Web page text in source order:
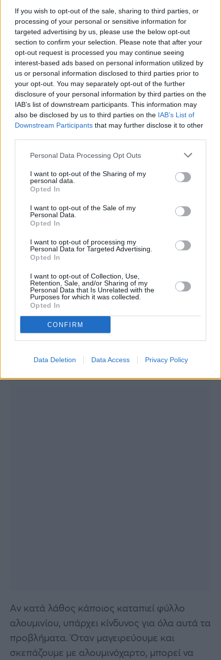
If you wish to opt-out of the sale, sharing to third parties, or
processing of your personal or sensitive information for
targeted advertising by us, please use the below opt-out
section to confirm your selection. Please note that after your
opt-out request is processed you may continue seeing
interest-based ads based on personal information utilized by
us or personal information disclosed to third parties prior to
your opt-out. You may separately opt-out of the further
disclosure of your personal information by third parties on the
IAB’s list of downstream participants. This information may
also be disclosed by us to third parties on the IAB’s List of
Downstream Participants that may further disclose it to other
Personal Data Processing Opt Outs
I want to opt-out of the Sharing of my
personal data.
Opted In
I want to opt-out of the Sale of my
Personal Data.
Opted In
I want to opt-out of processing my
Personal Data for Targeted Advertising.
Opted In
I want to opt-out of Collection, Use,
Retention, Sale, and/or Sharing of my
Personal Data that Is Unrelated with the
Purposes for which it was collected.
Opted In
CONFIRM
Data Deletion Data Access Privacy Policy
Η εισπνοή αυτών των σωματιδίων, θα
μπορούσε σιγά-σιγά να καταστρέψει τους
πνεύμονές.
«Τα κουτάκια αλουμινίου, εδώ και καιρό έχει
βρεθεί πως είναι επικίνδυνα. Αλλά για κάποιο
λόγο, το αλουμινόχαρτο αγνοήθηκε. Όχι
πια…»
Συνεντεύξεις 18/11/2025
Δήμητρα Δερζέκου: «Λέω τη δική μου
αλήθεια»
Συνεντεύξεις 18/11/2025
Τζεφ Μοντάνα: «Κανένας δεν μπορεί
να σου πει ποιος είσαι»
Αν κατά λάθος κάποιος καταπιεί φύλλο
αλουμινίου, υπάρχει κίνδυνος για όλα αυτά τα
προβλήματα. Όταν μαγειρεύουμε και
σκεπάζουμε με αλουμινόχαρτο, μπορεί να